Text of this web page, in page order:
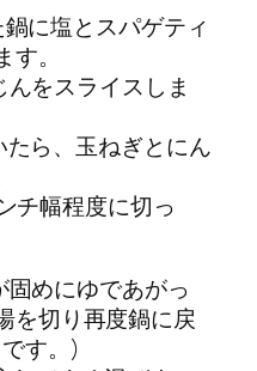
に塩とスパゲティ
。
をスライスしま
ら、玉ねぎとにん
チ幅程度に切っ
めにゆであがっ
を切り再度鍋に戻
す。)